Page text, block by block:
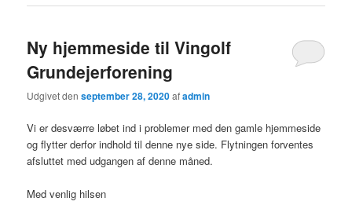
Ny hjemmeside til Vingolf
Grundejerforening
Udgivet denseptember 28, 2020afadmin
Vi er desværre løbet ind i problemer med den gamle hjemmeside
og flytter derfor indhold til denne nye side. Flytningen forventes
afsluttet med udgangen af denne måned.
Med venlig hilsen